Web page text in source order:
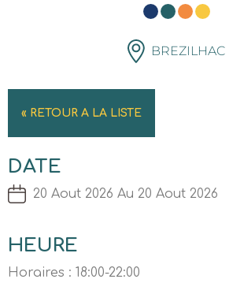
BREZILHAC
« RETOUR A LA LISTE
DATE
20 Aout 2026 Au 20 Aout 2026
HEURE
Horaires : 18:00-22:00